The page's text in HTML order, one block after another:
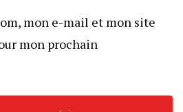
mon e-mail et mon site
mon prochain